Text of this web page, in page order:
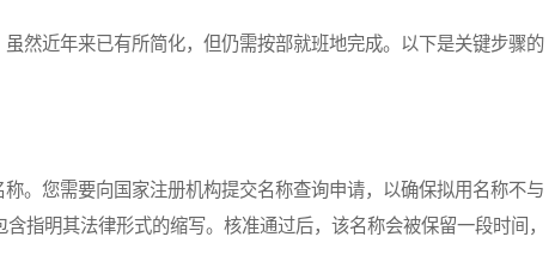
近年来已有所简化，但仍需按部就班地完成。以下是关键步骤的
您需要向国家注册机构提交名称查询申请，以确保拟用名称不与
指明其法律形式的缩写。核准通过后，该名称会被保留一段时间，